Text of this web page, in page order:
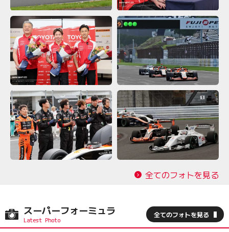
全てのフォトを見る
スーパーフォーミュラ 全てのフォトを見る